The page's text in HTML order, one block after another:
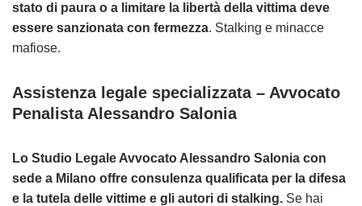
stato di paura o a limitare la libertà della vittima deve
essere sanzionata con fermezza. Stalking e minacce
mafiose.
Assistenza legale specializzata– Avvocato
Penalista Alessandro Salonia
Lo Studio Legale Avvocato Alessandro Salonia con
sede a Milano offre consulenza qualificata per la difesa
e la tutela delle vittime e gli autori di stalking. Se hai